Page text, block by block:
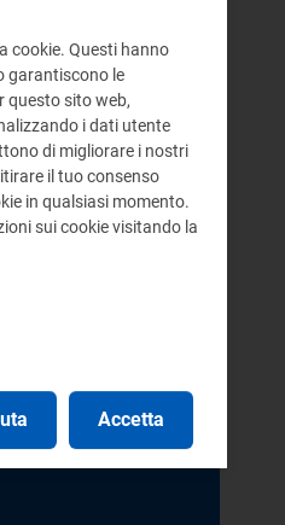
- 20121 - Milano
cookie. Questi hanno
garantiscono le
questo sito web,
i dati utente
di migliorare i nostri
il tuo consenso
in qualsiasi momento.
sui cookie visitando la
Accetta